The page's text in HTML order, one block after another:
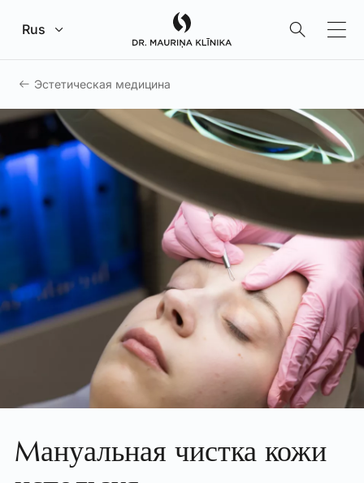
Перейти к главному содержанию
Rus
Эстетическая медицина
Mануальная чистка кожи